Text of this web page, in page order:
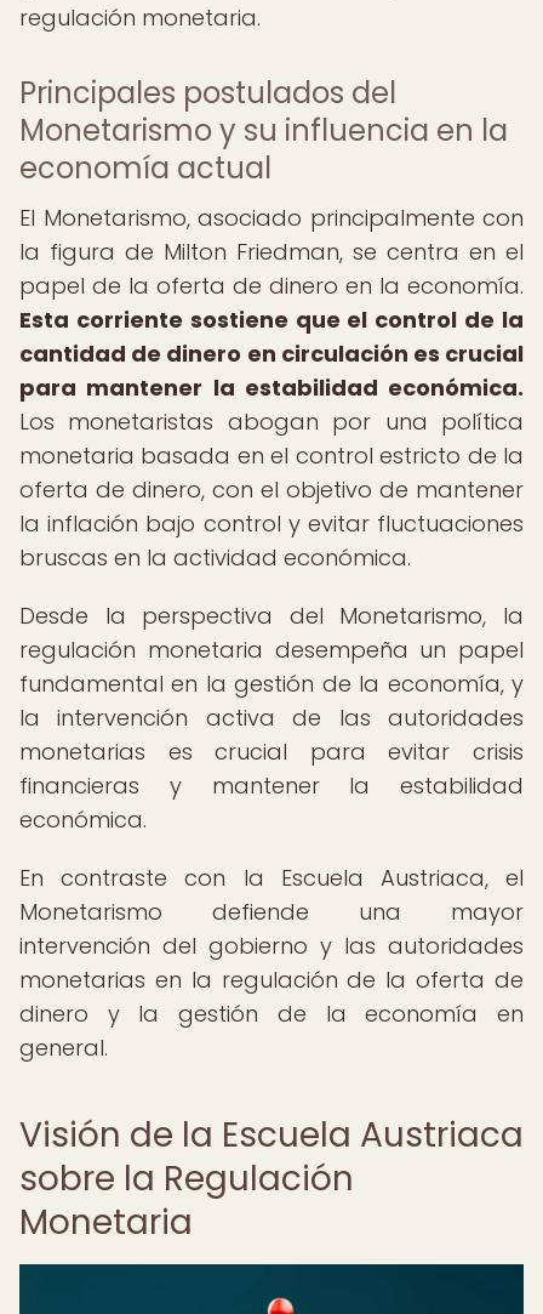
regulación monetaria.
Principales postulados del
Monetarismo y su influencia en la
economía actual
El Monetarismo, asociado principalmente con
la figura de Milton Friedman, se centra en el
papel de la oferta de dinero en la economía.
Esta corriente sostiene que el control de la
cantidad de dinero en circulación es crucial
para mantener la estabilidad económica.
Los monetaristas abogan por una política
monetaria basada en el control estricto de la
oferta de dinero, con el objetivo de mantener
la inflación bajo control y evitar fluctuaciones
bruscas en la actividad económica.
Desde la perspectiva del Monetarismo, la
regulación monetaria desempeña un papel
fundamental en la gestión de la economía, y
la intervención activa de las autoridades
monetarias es crucial para evitar crisis
financieras y mantener la estabilidad
económica.
En contraste con la Escuela Austriaca, el
Monetarismo defiende una mayor
intervención del gobierno y las autoridades
monetarias en la regulación de la oferta de
dinero y la gestión de la economía en
general.
Visión de la Escuela Austriaca
sobre la Regulación
Monetaria